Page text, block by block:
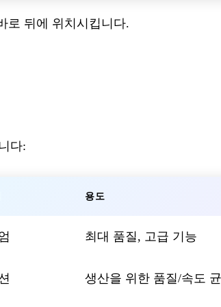
로 뒤에 위치시킵니다.
다:
용도
최대 품질, 고급 기능
생산을 위한 품질/속도